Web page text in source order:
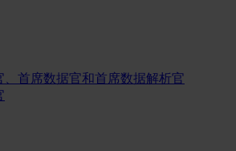
、首席数据官和首席数据解析官